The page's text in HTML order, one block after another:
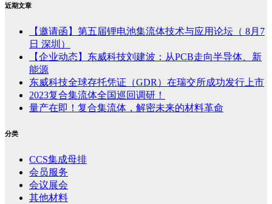
近期文章
【邀请函】第五届锂电池集流体技术与应用论坛（ 8月7
日 深圳）
【企业动态】东威科技刘建波：从PCB走向半导体、新
能源
东威科技全球存托凭证（GDR）在瑞交所成功发行上市
2023复合集流体全国巡回调研！
量产在即！复合集流体，解密未来的材料革命
分类
CCS集成母排
会员服务
会议展会
其他材料